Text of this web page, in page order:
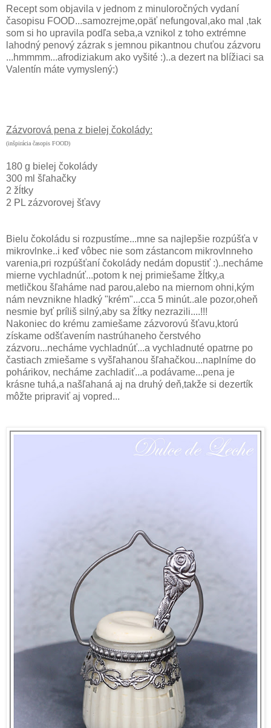
Recept som objavila v jednom z minuloročných vydaní
časopisu FOOD...samozrejme,opäť nefungoval,ako mal ,tak
som si ho upravila podľa seba,a vznikol z toho extrémne
lahodný penový zázrak s jemnou pikantnou chuťou zázvoru
...hmmmm...afrodiziakum ako vyšité :)..a dezert na blížiaci sa
Valentín máte vymyslený:)
Zázvorová pena z bielej čokolády:
(inšpirácia časopis FOOD)
180 g bielej čokolády
300 ml šľahačky
2 žĺtky
2 PL zázvorovej šťavy
Bielu čokoládu si rozpustíme...mne sa najlepšie rozpúšťa v
mikrovlnke..i keď vôbec nie som zástancom mikrovlnneho
varenia,pri rozpúšťaní čokolády nedám dopustiť :)..necháme
mierne vychladnúť...potom k nej primiešame žĺtky,a
metličkou šľaháme nad parou,alebo na miernom ohni,kým
nám nevznikne hladký "krém"...cca 5 minút..ale pozor,oheň
nesmie byť príliš silný,aby sa žĺtky nezrazili....!!!
Nakoniec do krému zamiešame zázvorovú šťavu,ktorú
získame odšťavením nastrúhaneho čerstvého
zázvoru...necháme vychladnúť...a vychladnuté opatrne po
častiach zmiešame s vyšľahanou šľahačkou...naplníme do
pohárikov, necháme zachladiť...a podávame...pena je
krásne tuhá,a našľahaná aj na druhý deň,takže si dezertík
môžte pripraviť aj vopred...